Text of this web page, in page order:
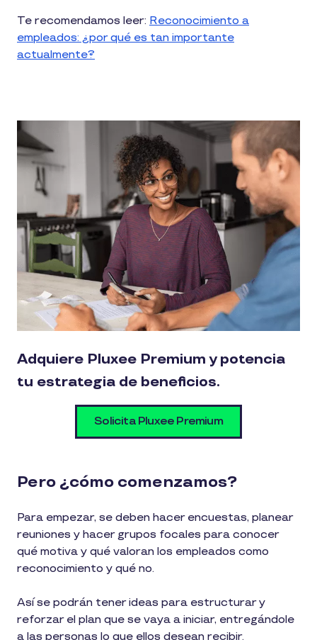
Te recomendamos leer: Reconocimiento a
empleados: ¿por qué es tan importante
actualmente?
Adquiere Pluxee Premium y potencia
tu estrategia de beneficios.
Solicita Pluxee Premium
Pero ¿cómo comenzamos?
Para empezar, se deben hacer encuestas, planear
reuniones y hacer grupos focales para conocer
qué motiva y qué valoran los empleados como
reconocimiento y qué no.
Así se podrán tener ideas para estructurar y
reforzar el plan que se vaya a iniciar, entregándole
a las personas lo que ellos desean recibir.